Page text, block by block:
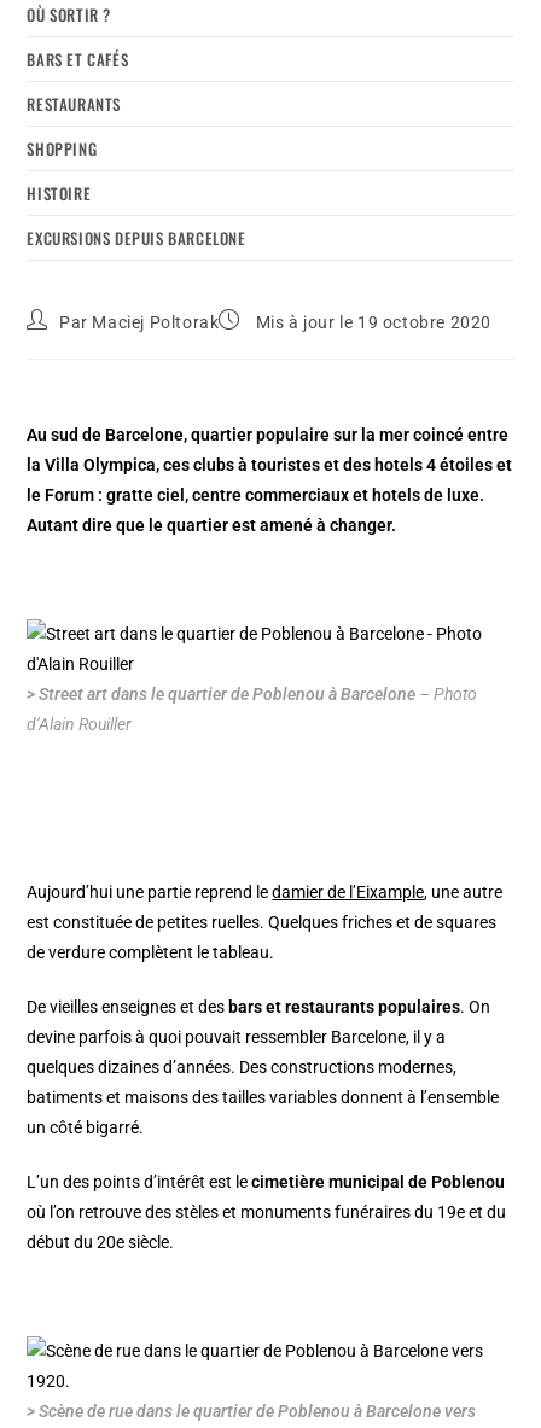
OÙ SORTIR ?
BARS ET CAFÉS
RESTAURANTS
SHOPPING
HISTOIRE
EXCURSIONS DEPUIS BARCELONE
Par Maciej Poltorak Mis à jour le 19 octobre 2020
Au sud de Barcelone, quartier populaire sur la mer coincé entre
la Villa Olympica, ces clubs à touristes et des hotels 4 étoiles et
le Forum : gratte ciel, centre commerciaux et hotels de luxe.
Autant dire que le quartier est amené à changer.
> Street art dans le quartier de Poblenou à Barcelone – Photo
d’Alain Rouiller
Aujourd’hui une partie reprend ledamier de l’Eixample, une autre
est constituée de petites ruelles. Quelques friches et de squares
de verdure complètent le tableau.
De vieilles enseignes et des bars et restaurants populaires. On
devine parfois à quoi pouvait ressembler Barcelone, il y a
quelques dizaines d’années. Des constructions modernes,
batiments et maisons des tailles variables donnent à l’ensemble
un côté bigarré.
L’un des points d’intérêt est lecimetière municipal de Poblenou
où l’on retrouve des stèles et monuments funéraires du 19e et du
début du 20e siècle.
> Scène de rue dans le quartier de Poblenou à Barcelone vers